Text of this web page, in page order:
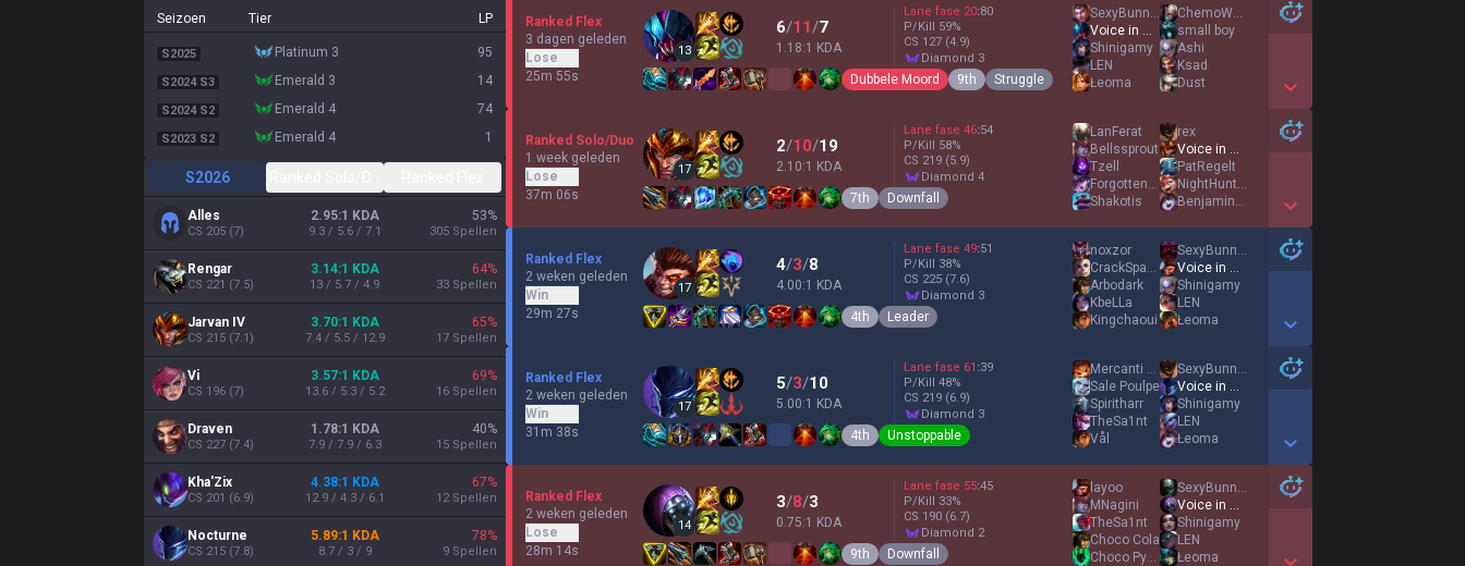
Seizoen Tier LP
S2025 platinum 3 95
S2024 S3 emerald 3 14
S2024 S2 emerald 4 74
S2023 S2 emerald 4 1
S2026
Alles
CS 205 (7)
2.95:1 KDA
9.3 / 5.6 / 7.1
53%
305 Spellen
Rengar
CS 221 (7.5)
3.14:1 KDA
13 / 5.7 / 4.9
64%
33 Spellen
Jarvan IV
CS 215 (7.1)
3.70:1 KDA
7.4 / 5.5 / 12.9
65%
17 Spellen
Vi
CS 196 (7)
3.57:1 KDA
13.6 / 5.3 / 5.2
69%
16 Spellen
Draven
CS 227 (7.4)
1.78:1 KDA
7.9 / 7.9 / 6.3
40%
15 Spellen
Kha'Zix
CS 201 (6.9)
4.38:1 KDA
12.9 / 4.3 / 6.1
67%
12 Spellen
Nocturne
CS 215 (7.8)
5.89:1 KDA
8.7 / 3 / 9
78%
9 Spellen
Ranked Flex
3 dagen geleden
Lose
25m 55s
13
6/11/7
1.18:1 KDA
Lane fase 20:80
P/Kill 59%
CS 127 (4.9)
diamond 3
Dubbele Moord 9th Struggle
SexyBunny51
Voice in my Mind
Shinigamy
LEN
Łeoma
ChemoWarrior2002
small boy
Ashi
Ksad
Dust
Show More Detail Games
Ranked Solo/Duo
1 week geleden
Lose
37m 06s
17
2/10/19
2.10:1 KDA
Lane fase 46:54
P/Kill 58%
CS 219 (5.9)
diamond 4
7th Downfall
LanFerat
Bellssprout
Tzell
ForgottenJuice
Shakotis
rex
Voice in my Mind
PatRegelt
NightHunter
Benjamin Šeško
Show More Detail Games
Ranked Flex
2 weken geleden
Win
29m 27s
17
4/3/8
4.00:1 KDA
Lane fase 49:51
P/Kill 38%
CS 225 (7.6)
diamond 3
4th Leader
noxzor
CrackSparrow
Arbodark
KbeLLa
Kingchaoui
SexyBunny51
Voice in my Mind
Shinigamy
LEN
Łeoma
Show More Detail Games
Ranked Flex
2 weken geleden
Win
31m 38s
17
5/3/10
5.00:1 KDA
Lane fase 61 :39
P/Kill 48%
CS 219 (6.9)
diamond 3
4th Unstoppable
Mercanti Orion
Sale Poulpe
Spiritharr
TheSa1nt
Vål
SexyBunny51
Voice in my Mind
Shinigamy
LEN
Łeoma
Show More Detail Games
Ranked Flex
2 weken geleden
Lose
28m 14s
14
3/8/3
0.75:1 KDA
Lane fase 55:45
P/Kill 33%
CS 190 (6.7)
diamond 2
9th Downfall
layoo
MNagini
TheSa1nt
Choco Cola
Choco Pyke
SexyBunny51
Voice in my Mind
Shinigamy
LEN
Łeoma